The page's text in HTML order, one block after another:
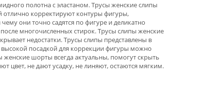
полотна с эластаном. Трусы женские слипы
отлично корректируют контуры фигуры,
они точно садятся по фигуре и деликатно
многочисленных стирок. Трусы слипы женские
недостатки. Трусы слипы представлены в
посадкой для коррекции фигуры можно
женские шорты всегда актуальны, помогут скрыть
цвет, не дают усадку, не линяют, остаются мягким.